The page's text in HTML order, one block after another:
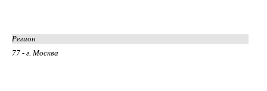
Регион
77 - г. Москва